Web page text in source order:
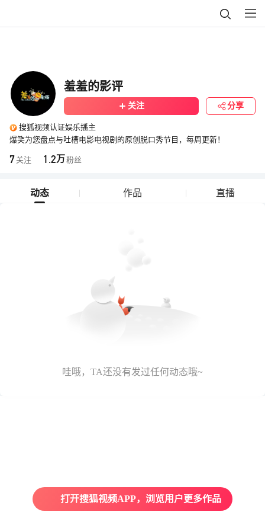
羞羞的影评
关注 分享
搜狐视频认证娱乐播主
爆笑为您盘点与吐槽电影电视剧的原创脱口秀节目，每周更新！
7 关注 1.2万 粉丝
动态 作品 直播
哇哦，TA还没有发过任何动态哦~
打开搜狐视频APP，浏览用户更多作品